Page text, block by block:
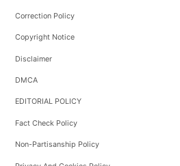
Correction Policy
Copyright Notice
Disclaimer
DMCA
EDITORIAL POLICY
Fact Check Policy
Non-Partisanship Policy